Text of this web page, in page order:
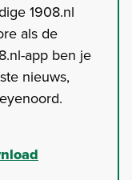
1908.nl
als de
app ben je
nieuws,